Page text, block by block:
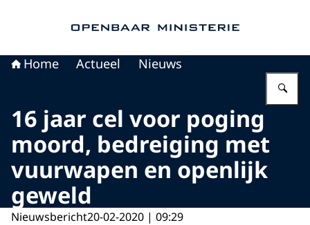
Home Actueel Nieuws
16 jaar cel voor poging
moord, bedreiging met
vuurwapen en openlijk
geweld
Nieuwsbericht20-02-2020 | 09:29